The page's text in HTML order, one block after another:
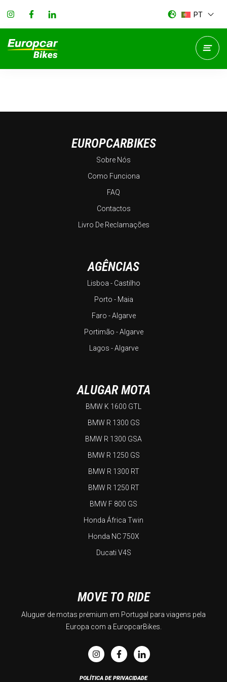
PT
EUROPCARBIKES
Sobre Nós
Como Funciona
FAQ
Contactos
Livro De Reclamações
AGÊNCIAS
Lisboa - Castilho
Porto - Maia
Faro - Algarve
Portimão - Algarve
Lagos - Algarve
ALUGAR MOTA
BMW K 1600 GTL
BMW R 1300 GS
BMW R 1300 GSA
BMW R 1250 GS
BMW R 1300 RT
BMW R 1250 RT
BMW F 800 GS
Honda África Twin
Honda NC 750X
Ducati V4S
MOVE TO RIDE
Aluguer de motas premium em Portugal para viagens pela
Europa com a EuropcarBikes.
POLÍTICA DE PRIVACIDADE